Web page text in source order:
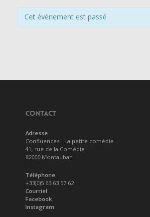
Cet évènement est passé
CONTACT
Adresse
Confluences - La petite comédie
41, rue de la Comédie
82000 Montauban
Téléphone
+33(0)5 63 63 57 62
Courriel
Facebook
Instagram